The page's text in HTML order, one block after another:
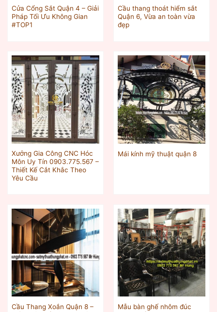
Cửa Cổng Sắt Quận 4 – Giải
Pháp Tối Ưu Không Gian
#TOP1
Cầu thang thoát hiểm sắt
Quận 6, Vừa an toàn vừa
đẹp
Xưởng Gia Công CNC Hóc
Môn Uy Tín 0903.775.567 –
Thiết Kế Cắt Khắc Theo
Yêu Cầu
Mái kính mỹ thuật quận 8
Cầu Thang Xoắn Quận 8 –
Mẫu bàn ghế nhôm đúc